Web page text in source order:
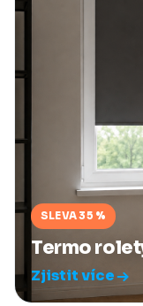
SLEVA 35 %
Termo
Zjistit více